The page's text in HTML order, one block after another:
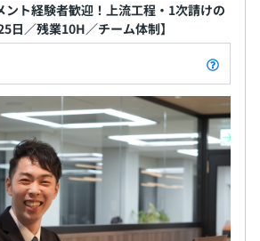
ト経験者歓迎！上流工程・1次請けの
日／残業10H／チーム体制】